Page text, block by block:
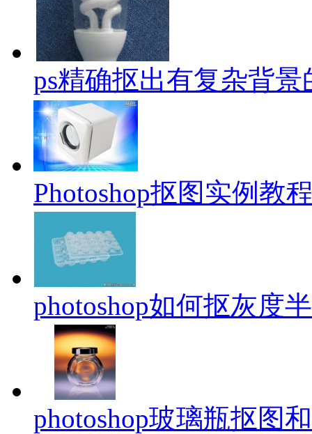
ps精确抠出有复杂背
Photoshop抠图实例教
photoshop如何抠灰度
photoshop玻璃瓶抠图